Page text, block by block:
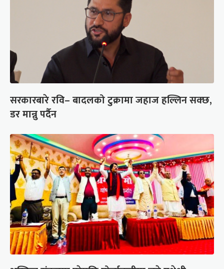
सरकारबारे रवि– बादलको टुक्रामा जहाज हल्लिन सक्छ,
डर मान्नु पर्दैन